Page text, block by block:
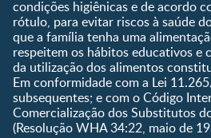
condições higiênicas e de acordo
rótulo, para evitar riscos à saúde
que a família tenha uma
respeitem os hábitos educativos e
da utilização dos alimentos
Em conformidade com a Lei
subsequentes; e com o Código
Comercialização dos Substitutos
(Resolução WHA 34:22, maio de